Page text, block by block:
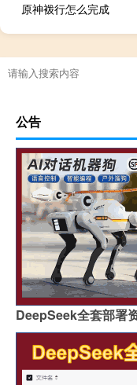
原神袯行怎么完成
2021东京奥运会几点
公告
DeepSeek全套部署